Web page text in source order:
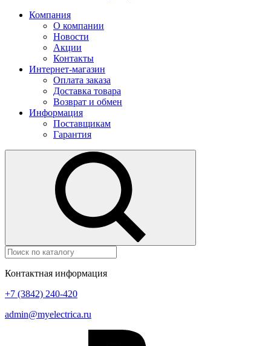
Компания
О компании
Новости
Акции
Контакты
Интернет-магазин
Оплата заказа
Доставка товара
Возврат и обмен
Информация
Поставщикам
Гарантия
Контактная информация
+7 (3842) 240-420
admin@myelectrica.ru